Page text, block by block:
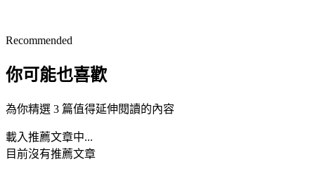
Recommended
你可能也喜歡
為你精選 3 篇值得延伸閱讀的內容
載入推薦文章中...
目前沒有推薦文章